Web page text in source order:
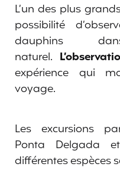
L’un des plus
possibilité
dauphins
naturel.
expérience qui
voyage.
Les excursions
Ponta Delgada
différentes espèces